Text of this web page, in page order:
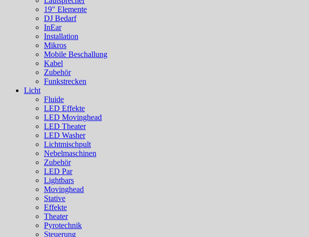
19" Elemente
DJ Bedarf
InEar
Installation
Mikros
Mobile Beschallung
Kabel
Zubehör
Funkstrecken
Licht
Fluide
LED Effekte
LED Movinghead
LED Theater
LED Washer
Lichtmischpult
Nebelmaschinen
Zubehör
LED Par
Lightbars
Movinghead
Stative
Effekte
Theater
Pyrotechnik
Steuerung